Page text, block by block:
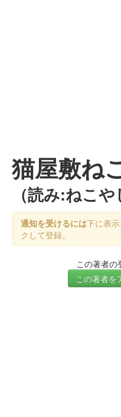
猫屋敷ね
（読み:ねこ
通知を受けるには下に表
クして登録。
この著者の
この著者を